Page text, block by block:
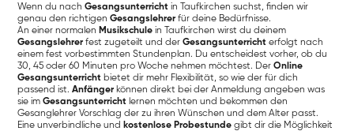
Wenn du nachGesangsunterricht in Taufkirchen suchst, finden wir
genau den richtigenGesangslehrer für deine Bedürfnisse.
An einer normalen Musikschule in Taufkirchen wirst du deinem
Gesangslehrer fest zugeteilt und derGesangsunterricht erfolgt nach
einem fest vorbestimmten Stundenplan. Du entscheidest vorher, ob du
30, 45 oder 60 Minuten pro Woche nehmen möchtest. DerOnline
Gesangsunterricht bietet dir mehr Flexibilität, so wie der für dich
passend ist.Anfänger können direkt bei der Anmeldung angeben was
sie imGesangsunterricht lernen möchten und bekommen den
Gesanglehrer Vorschlag der zu ihren Wünschen und dem Alter passt.
Eine unverbindliche und kostenlose Probestunde gibt dir die Möglichkeit